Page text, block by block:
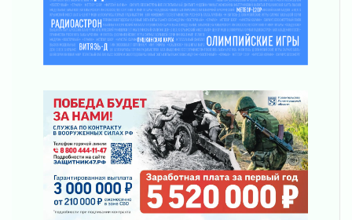
Ленобласть внедрила передовую подготовку
операторов БПЛА
02 августа 2026
В Ивангороде появилась «Избушка-
02 августа 2026
Юхла, мука, кантеле и Водяной
01 августа 2026
Лето катится с горки
В Ленобласти открылась экспозиция к 150-
летию Билибина